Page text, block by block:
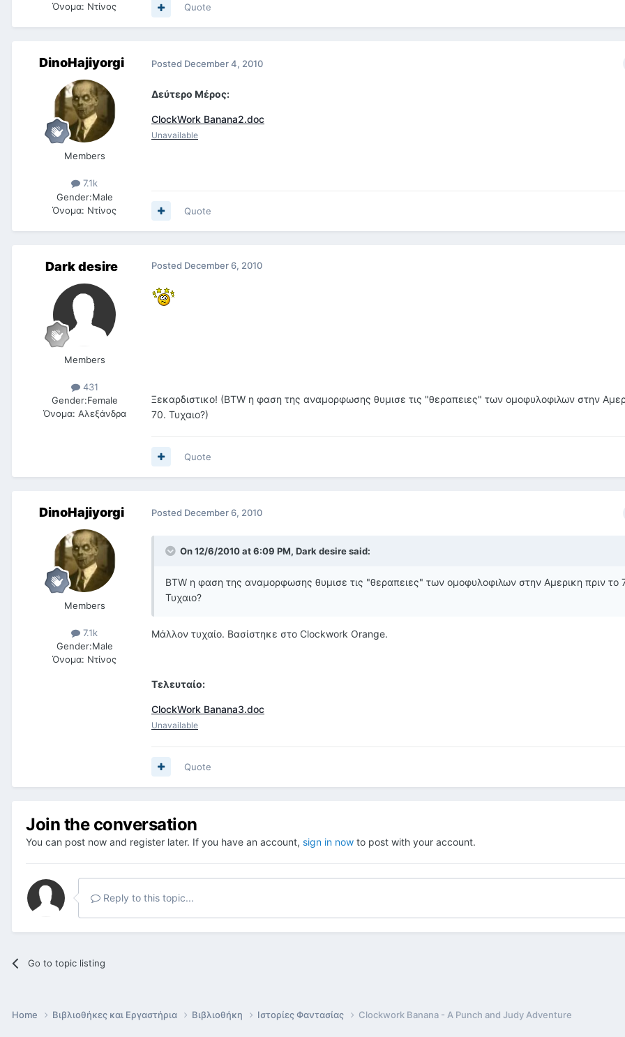
Όνομα: Ντίνος Quote
DinoHajiyorgi
Members
7.1k
Gender:Male
Όνομα: Ντίνος
Posted December 4, 2010
Δεύτερο Μέρος:
ClockWork Banana2.doc
Unavailable
Quote
Dark desire
Members
431
Gender:Female
Όνομα: Αλεξάνδρα
Posted December 6, 2010
Ξεκαρδιστικο! (BTW η φαση της αναμορφωσης θυμισε τις "θεραπειες" των ομοφυλοφιλων στην
70. Τυχαιο?)
Quote
DinoHajiyorgi
Members
7.1k
Gender:Male
Όνομα: Ντίνος
Posted December 6, 2010
On 12/6/2010 at 6:09 PM, Dark desire said:
BTW η φαση της αναμορφωσης θυμισε τις "θεραπειες" των ομοφυλοφιλων στην Αμερικη πριν το
Τυχαιο?
Μάλλον τυχαίο. Βασίστηκε στο Clockwork Orange.
Τελευταίο:
ClockWork Banana3.doc
Unavailable
Quote
Join the conversation
You can post now and register later. If you have an account, sign in now to post with your account.
Reply to this topic...
Go to topic listing
Home Βιβλιοθήκες και Εργαστήρια Βιβλιοθήκη Ιστορίες Φαντασίας Clockwork Banana - A Punch and Judy Adventure